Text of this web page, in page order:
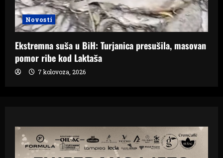
Novosti
Ekstremna suša u BiH: Turjanica presušila, masovan
pomor ribe kod Laktaša
7 kolovoza, 2026